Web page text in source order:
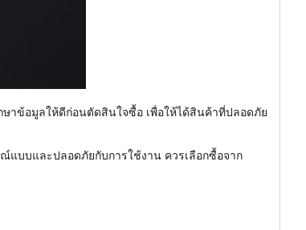
าข้อมูลให้ดีก่อนตัดสินใจซื้อ เพื่อให้ได้สินค้าที่ปลอดภัย
แบบและปลอดภัยกับการใช้งาน ควรเลือกซื้อจาก